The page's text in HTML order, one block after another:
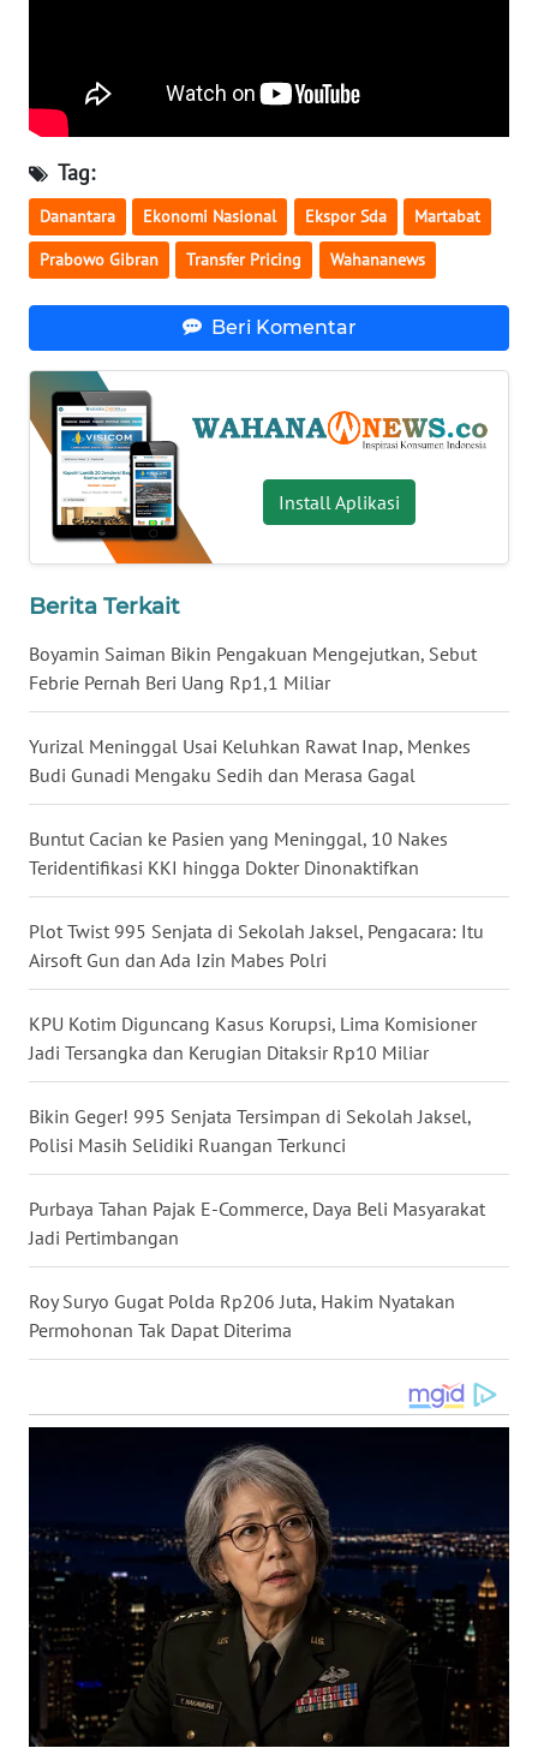
Tag:
Danantara Ekonomi Nasional Ekspor Sda Martabat
Prabowo Gibran Transfer Pricing Wahananews
Beri Komentar
Install Aplikasi
Berita Terkait
Boyamin Saiman Bikin Pengakuan Mengejutkan, Sebut
Febrie Pernah Beri Uang Rp1,1 Miliar
Yurizal Meninggal Usai Keluhkan Rawat Inap, Menkes
Budi Gunadi Mengaku Sedih dan Merasa Gagal
Buntut Cacian ke Pasien yang Meninggal, 10 Nakes
Teridentifikasi KKI hingga Dokter Dinonaktifkan
Plot Twist 995 Senjata di Sekolah Jaksel, Pengacara: Itu
Airsoft Gun dan Ada Izin Mabes Polri
KPU Kotim Diguncang Kasus Korupsi, Lima Komisioner
Jadi Tersangka dan Kerugian Ditaksir Rp10 Miliar
Bikin Geger! 995 Senjata Tersimpan di Sekolah Jaksel,
Polisi Masih Selidiki Ruangan Terkunci
Purbaya Tahan Pajak E-Commerce, Daya Beli Masyarakat
Jadi Pertimbangan
Roy Suryo Gugat Polda Rp206 Juta, Hakim Nyatakan
Permohonan Tak Dapat Diterima
WN
WN
SUMSEL
WN
WN
LAMPUNG
WN
JATENG
WN
NUSANTARA
WN
JOGJA
WN
JATIM
WN
BALI
WN
KALBAR
WN
KALTENG
KALTARA
KALSEL
KALTIM
SULUT
WN
MALUKU
WN
MALUT